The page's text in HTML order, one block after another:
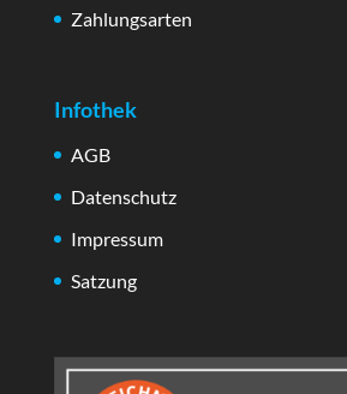
Zahlungsarten
Infothek
AGB
Datenschutz
Impressum
Satzung